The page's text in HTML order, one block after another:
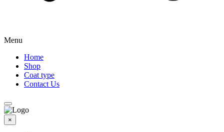
Menu
Home
Shop
Coat type
Contact Us
×